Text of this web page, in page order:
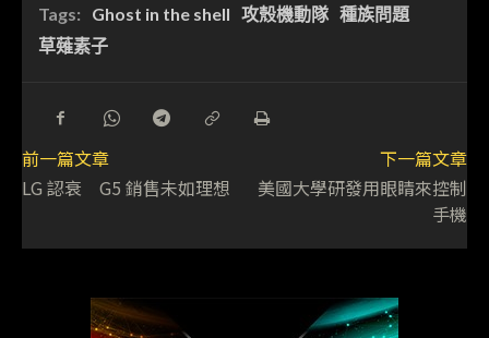
Tags: Ghost in the shell 攻殼機動隊 種族問題
草薙素子
前一篇文章
LG 認衰 G5 銷售未如理想
下一篇文章
美國大學研發用眼睛來控制
手機